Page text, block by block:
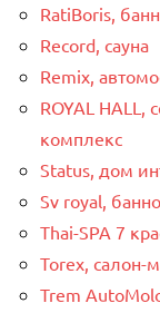
RatiBoris,
Record, сауна
Remix,
ROYAL
комплекс
Status, дом
Sv royal,
Thai-SPA 7
Torex, салон-
Trem